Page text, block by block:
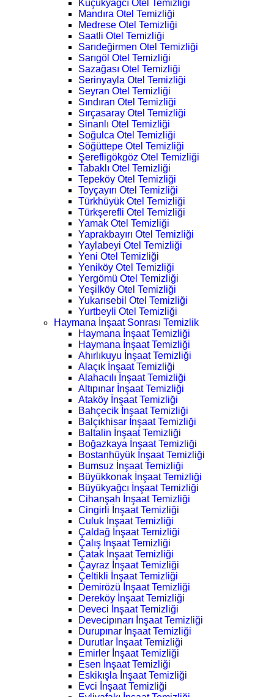
Küçükyağcı Otel Temizliği
Mandıra Otel Temizliği
Medrese Otel Temizliği
Saatli Otel Temizliği
Sarıdeğirmen Otel Temizliği
Sarıgöl Otel Temizliği
Sazağası Otel Temizliği
Serinyayla Otel Temizliği
Seyran Otel Temizliği
Sındıran Otel Temizliği
Sırçasaray Otel Temizliği
Sinanlı Otel Temizliği
Soğulca Otel Temizliği
Söğüttepe Otel Temizliği
Şerefligökgöz Otel Temizliği
Tabaklı Otel Temizliği
Tepeköy Otel Temizliği
Toyçayırı Otel Temizliği
Türkhüyük Otel Temizliği
Türkşerefli Otel Temizliği
Yamak Otel Temizliği
Yaprakbayırı Otel Temizliği
Yaylabeyi Otel Temizliği
Yeni Otel Temizliği
Yeniköy Otel Temizliği
Yergömü Otel Temizliği
Yeşilköy Otel Temizliği
Yukarısebil Otel Temizliği
Yurtbeyli Otel Temizliği
Haymana İnşaat Sonrası Temizlik
Haymana İnşaat Temizliği
Haymana İnşaat Temizliği
Ahırlıkuyu İnşaat Temizliği
Alaçık İnşaat Temizliği
Alahacılı İnşaat Temizliği
Altıpınar İnşaat Temizliği
Ataköy İnşaat Temizliği
Bahçecik İnşaat Temizliği
Balçıkhisar İnşaat Temizliği
Baltalin İnşaat Temizliği
Boğazkaya İnşaat Temizliği
Bostanhüyük İnşaat Temizliği
Bumsuz İnşaat Temizliği
Büyükkonak İnşaat Temizliği
Büyükyağcı İnşaat Temizliği
Cihanşah İnşaat Temizliği
Cingirli İnşaat Temizliği
Culuk İnşaat Temizliği
Çaldağ İnşaat Temizliği
Çalış İnşaat Temizliği
Çatak İnşaat Temizliği
Çayraz İnşaat Temizliği
Çeltikli İnşaat Temizliği
Demirözü İnşaat Temizliği
Dereköy İnşaat Temizliği
Deveci İnşaat Temizliği
Devecipınarı İnşaat Temizliği
Durupınar İnşaat Temizliği
Durutlar İnşaat Temizliği
Emirler İnşaat Temizliği
Esen İnşaat Temizliği
Eskikışla İnşaat Temizliği
Evci İnşaat Temizliği